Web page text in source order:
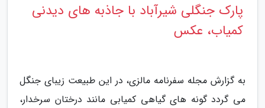
پارک جنگلی شیرآباد با جاذبه های دیدنی
کمیاب، عکس
به گزارش مجله سفرنامه مالزی، در این طبیعت زیبای جنگل
می گردد گونه های گیاهی کمیابی مانند درختان سرخدار،